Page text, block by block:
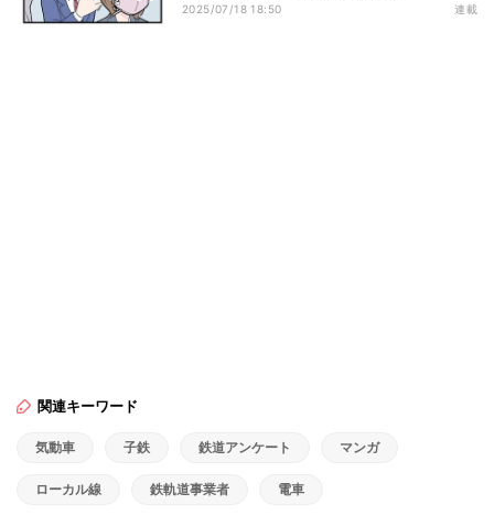
2025/07/18 18:50 連載
関連キーワード
気動車 子鉄 鉄道アンケート マンガ
ローカル線 鉄軌道事業者 電車